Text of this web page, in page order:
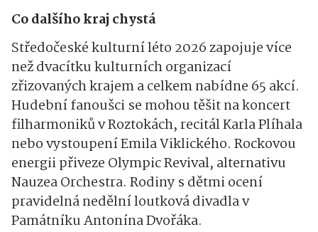
Co dalšího kraj chystá
Středočeské kulturní léto 2026 zapojuje více
než dvacítku kulturních organizací
zřizovaných krajem a celkem nabídne 65 akcí.
Hudební fanoušci se mohou těšit na koncert
filharmoniků v Roztokách, recitál Karla Plíhala
nebo vystoupení Emila Viklického. Rockovou
energii přiveze Olympic Revival, alternativu
Nauzea Orchestra. Rodiny s dětmi ocení
pravidelná nedělní loutková divadla v
Památníku Antonína Dvořáka.